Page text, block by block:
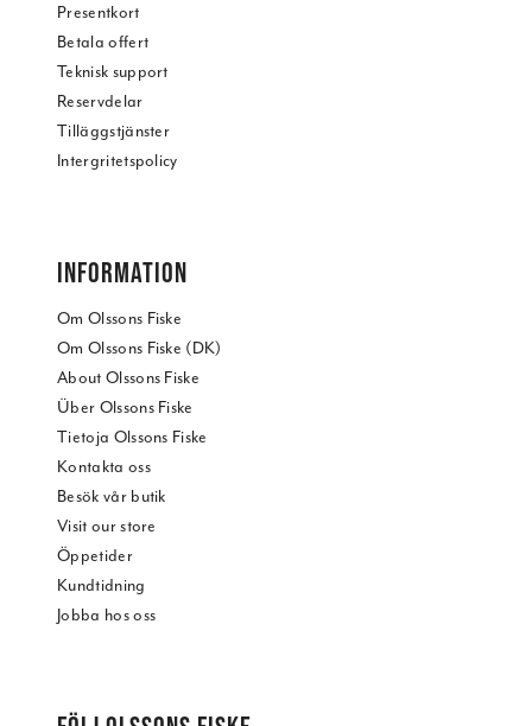
Presentkort
Betala offert
Teknisk support
Reservdelar
Tilläggstjänster
Intergritetspolicy
INFORMATION
Om Olssons Fiske
Om Olssons Fiske (DK)
About Olssons Fiske
Über Olssons Fiske
Tietoja Olssons Fiske
Kontakta oss
Besök vår butik
Visit our store
Öppetider
Kundtidning
Jobba hos oss